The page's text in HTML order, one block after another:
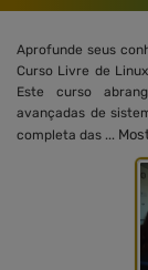
Aprofunde seus
Curso Livre de
Este curso
avançadas de
completa das ...